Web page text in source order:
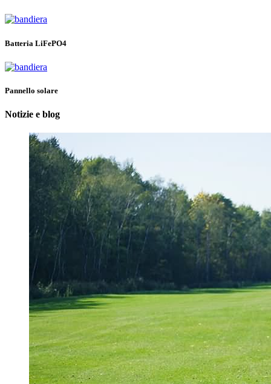
Batteria LiFePO4
Pannello solare
Notizie e blog